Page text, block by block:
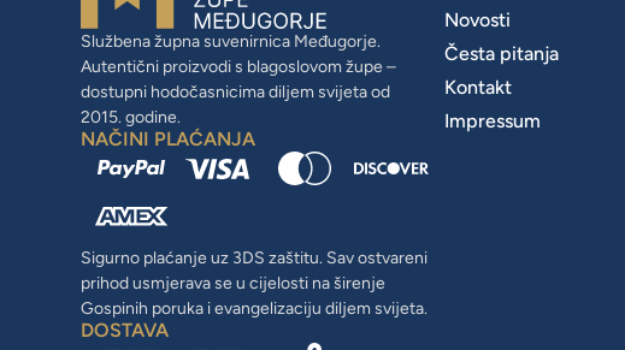
Službena župna suvenirnica Međugorje.
Autentični proizvodi s blagoslovom župe –
dostupni hodočasnicima diljem svijeta od
2015. godine.
NAČINI PLAĆANJA
Sigurno plaćanje uz 3DS zaštitu. Sav ostvareni
prihod usmjerava se u cijelosti na širenje
Gospinih poruka i evangelizaciju diljem svijeta.
DOSTAVA
Novosti
Česta pitanja
Kontakt
Impressum